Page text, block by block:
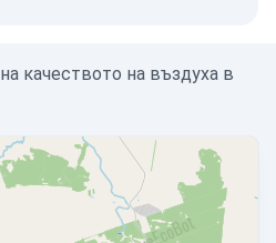
качеството на въздуха в